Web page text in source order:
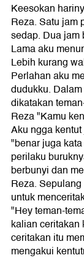
Keesokan
Reza. Satu jam
sedap. Dua jam
Lama aku
Lebih kurang
Perlahan aku
dudukku.
dikatakan
Reza "Kamu
Aku ngga
"benar juga
perilaku
berbunyi dan
Reza.
untuk
"Hey teman-
kalian ceritakan
ceritakan itu
mengakui